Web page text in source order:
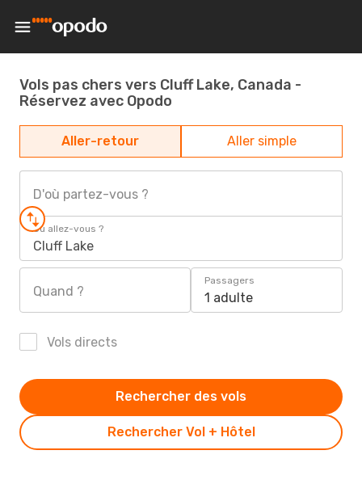
Vols pas chers vers Cluff Lake, Canada -
Réservez avec Opodo
Aller-retour Aller simple
D'où partez-vous ?
Où allez-vous ?
Cluff Lake
Quand ?
Passagers
1 adulte
Vols directs
Rechercher Vol + Hôtel
Rechercher des vols